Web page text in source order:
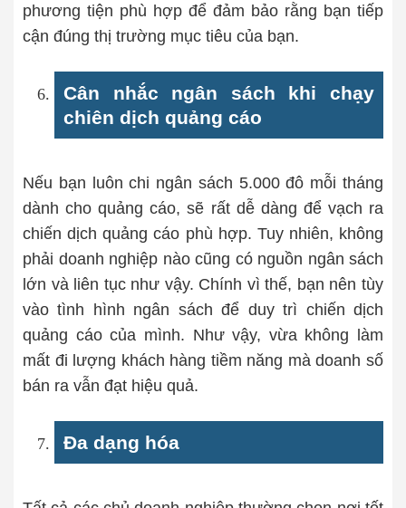
phương tiện phù hợp để đảm bảo rằng bạn tiếp
cận đúng thị trường mục tiêu của bạn.
Cân nhắc ngân sách khi chạy
chiên dịch quảng cáo
Nếu bạn luôn chi ngân sách 5.000 đô mỗi tháng
dành cho quảng cáo, sẽ rất dễ dàng để vạch ra
chiến dịch quảng cáo phù hợp. Tuy nhiên, không
phải doanh nghiệp nào cũng có nguồn ngân sách
lớn và liên tục như vậy. Chính vì thế, bạn nên tùy
vào tình hình ngân sách để duy trì chiến dịch
quảng cáo của mình. Như vậy, vừa không làm
mất đi lượng khách hàng tiềm năng mà doanh số
bán ra vẫn đạt hiệu quả.
Đa dạng hóa